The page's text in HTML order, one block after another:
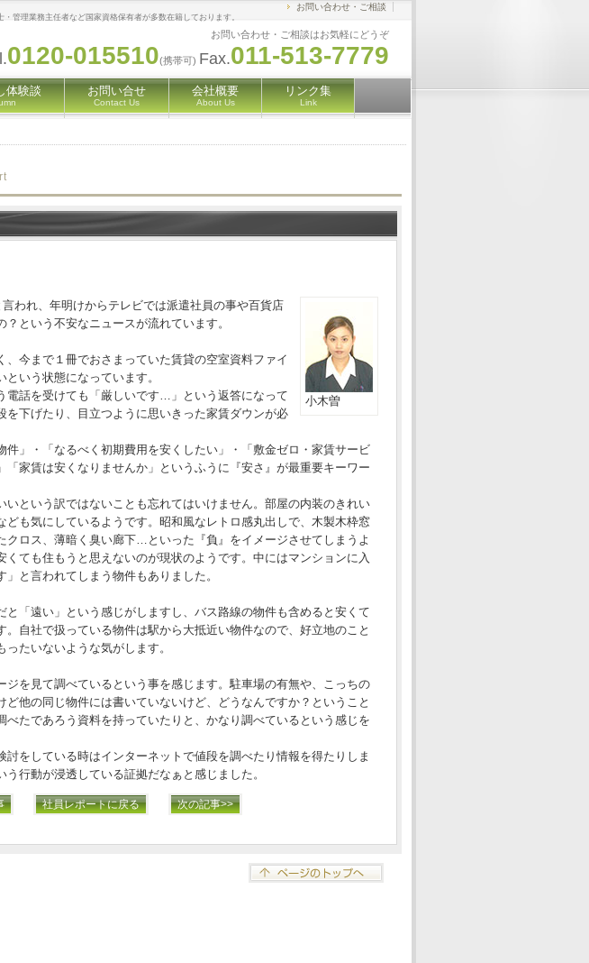
管理業務主任者など国家資格保有者が多数在籍しております。
お問い合わせ・ご相談はお気軽にどうぞ
0120-015510(携帯可) Fax.011-513-7779
お問い合わせ・ご相談
体験談 お問い合せ
Contact Us
会社概要
About Us
リンク集
Link
小木曽
われ、年明けからテレビでは派遣社員の事や百貨店
という不安なニュースが流れています。
今まで１冊でおさまっていた賃貸の空室資料ファイ
いう状態になっています。
話を受けても「厳しいです…」という返答になって
を下げたり、目立つように思いきった家賃ダウンが必
」・「なるべく初期費用を安くしたい」・「敷金ゼロ・家賃サービ
「家賃は安くなりませんか」というふうに『安さ』が最重要キーワー
という訳ではないことも忘れてはいけません。部屋の内装のきれい
ども気にしているようです。昭和風なレトロ感丸出しで、木製木枠窓
クロス、薄暗く臭い廊下…といった『負』をイメージさせてしまうよ
くても住もうと思えないのが現状のようです。中にはマンションに入
と言われてしまう物件もありました。
「遠い」という感じがしますし、バス路線の物件も含めると安くて
。自社で扱っている物件は駅から大抵近い物件なので、好立地のこと
たいないような気がします。
を見て調べているという事を感じます。駐車場の有無や、こっちの
他の同じ物件には書いていないけど、どうなんですか？ということ
べたであろう資料を持っていたりと、かなり調べているという感じを
をしている時はインターネットで値段を調べたり情報を得たりしま
行動が浸透している証拠だなぁと感じました。
社員レポートに戻る 次の記事>>